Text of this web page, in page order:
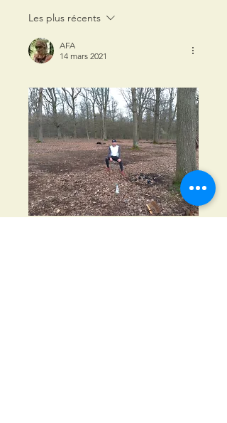
Les plus récents
AFA
14 mars 2021